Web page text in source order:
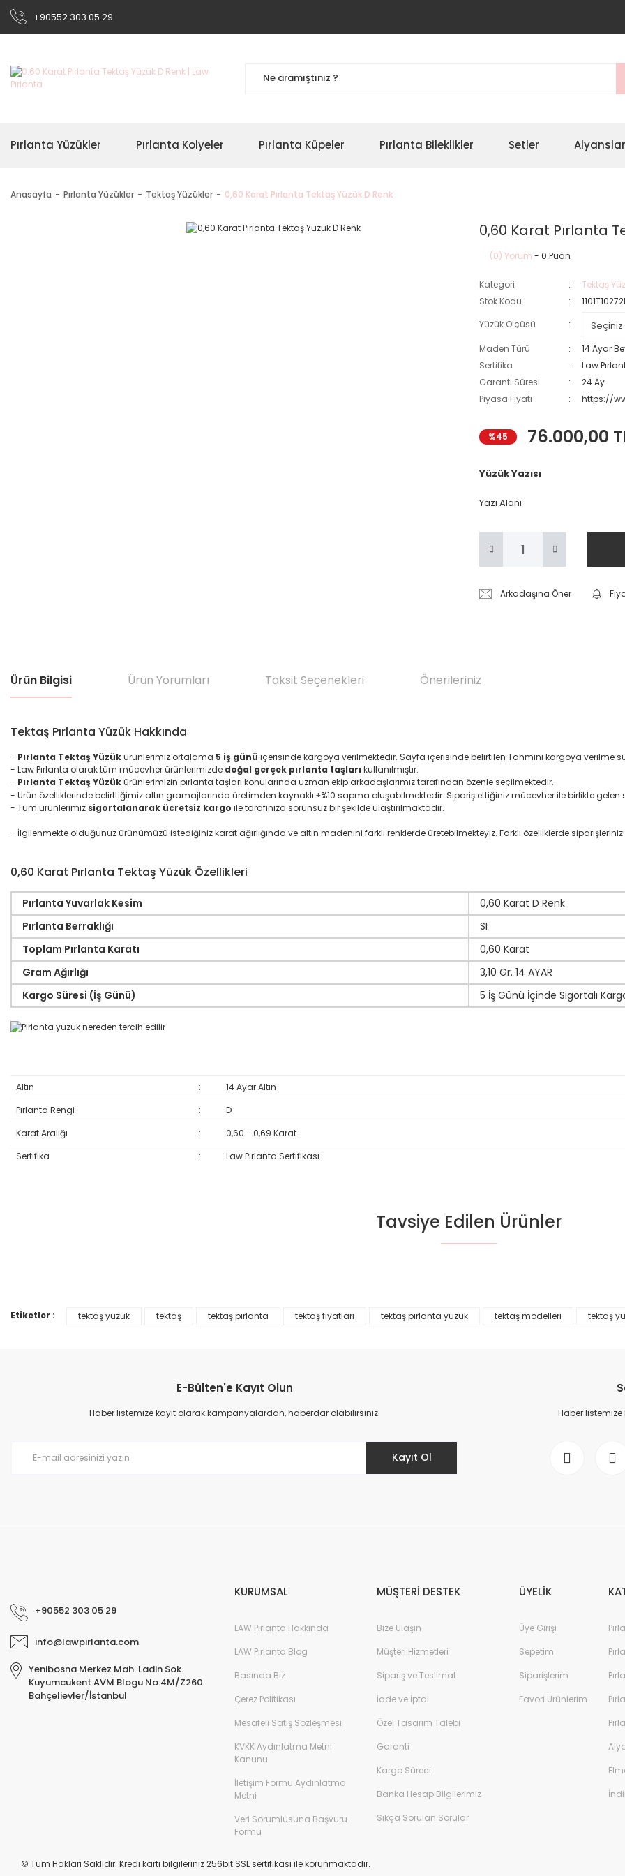
+90552 303 05 29
Pırlanta Yüzükler Pırlanta Kolyeler Pırlanta Küpeler Pırlanta Bileklikler Setler Alyanslar
Anasayfa Pırlanta Yüzükler Tektaş Yüzükler 0,60 Karat Pırlanta Tektaş Yüzük D Renk
0,60 Karat Pırlanta
(0) Yorum - 0 Puan
Kategori Tektaş
Stok Kodu
Yüzük Ölçüsü
Maden Türü
14 Ayar
Sertifika
Law
Garanti Süresi
24 Ay
Piyasa Fiyatı
https://
%45 76.000,00
Yüzük Yazısı
Yazı Alanı
Arkadaşına Öner
Ürün Bilgisi Ürün Yorumları Taksit Seçenekleri Önerileriniz
Tektaş Pırlanta Yüzük Hakkında
- Pırlanta Tektaş Yüzükürünlerimiz ortalama 5 iş günü içerisinde kargoya verilmektedir. Sayfa içerisinde belirtilen Tahmini kargoya verilme
- Law Pırlanta olarak tüm mücevher ürünlerimizde doğal gerçek pırlanta taşları kullanılmıştır.
- Pırlanta Tektaş Yüzükürünlerimizin pırlanta taşları konularında uzman ekip arkadaşlarımız tarafından özenle seçilmektedir.
- Ürün özelliklerinde belirttiğimiz altın gramajlarında üretimden kaynaklı ±%10 sapma oluşabilmektedir. Sipariş ettiğiniz mücevher ile birlikte
- Tüm ürünlerimiz sigortalanarak ücretsiz kargo ile tarafınıza sorunsuz bir şekilde ulaştırılmaktadır.
- İlgilenmekte olduğunuz ürünümüzü istediğiniz karat ağırlığında ve altın madenini farklı renklerde üretebilmekteyiz. Farklı özelliklerde
0,60 Karat Pırlanta Tektaş Yüzük Özellikleri
Pırlanta Yuvarlak Kesim
0,60 Karat D Renk
Pırlanta Berraklığı
SI
Toplam Pırlanta Karatı
0,60 Karat
Gram Ağırlığı
3,10 Gr. 14 AYAR
Kargo Süresi (İş Günü)
5 İş Günü İçinde Sigortalı
Altın :
14 Ayar Altın
Pırlanta Rengi
:
D
Karat Aralığı
:
0,60 - 0,69 Karat
Sertifika
: Law Pırlanta Sertifikası
Bu ürüne ilk yorumu siz yapın!
Bu ürünün fiyat bilgisi, resim, ürün açıklamalarında ve diğer konularda yetersiz gördüğünüz noktaları öneri formunu kullanarak tarafımıza
Ürün bilgilerinde hatalar bulunuyor.
Gönder
Tavsiye Edilen Ürünler
0,60 Karat Pırlanta Tektaş Yüzük F Renk 0,50 Karat Pırlanta Tektaş Yüzük F Renk
0,60 Karat Kenar Taşlı Pırlanta Tektaş Yüzük F Renk
40.918,00 TL 74.395,00 TL
0,50 Karat Kenar
Etiketler : tektaş yüzük tektaş tektaş pırlanta tektaş fiyatları tektaş pırlanta yüzük tektaş modelleri tektaş
E-Bülten'e Kayıt Olun
Haber listemize kayıt olarak kampanyalardan, haberdar olabilirsiniz.
Kayıt Ol
Haber
+90552 303 05 29
info@lawpirlanta.com
Yenibosna Merkez Mah. Ladin Sok.
Kuyumcukent AVM Blogu No:4M/Z260
Bahçelievler/İstanbul
KURUMSAL
LAW Pırlanta Hakkında
LAW Pırlanta Blog
Basında Biz
Çerez Politikası
Mesafeli Satış Sözleşmesi
KVKK Aydınlatma Metni
Kanunu
İletişim Formu Aydınlatma
Metni
Veri Sorumlusuna Başvuru
Formu
MÜŞTERİ DESTEK
Bize Ulaşın
Müşteri Hizmetleri
Sipariş ve Teslimat
İade ve İptal
Özel Tasarım Talebi
Garanti
Kargo Süreci
Banka Hesap Bilgilerimiz
Sıkça Sorulan Sorular
ÜYELİK
Üye Girişi
Sepetim
Siparişlerim
Favori Ürünlerim
© Tüm Hakları Saklıdır. Kredi kartı bilgileriniz 256bit SSL sertifikası ile korunmaktadır.